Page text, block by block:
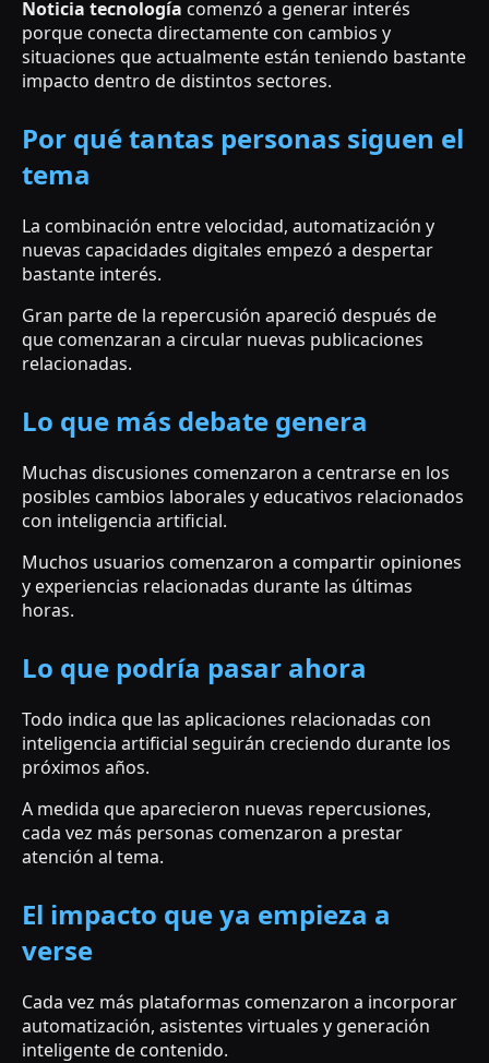
Noticia tecnología comenzó a generar interés
porque conecta directamente con cambios y
situaciones que actualmente están teniendo bastante
impacto dentro de distintos sectores.
Por qué tantas personas siguen el
tema
La combinación entre velocidad, automatización y
nuevas capacidades digitales empezó a despertar
bastante interés.
Gran parte de la repercusión apareció después de
que comenzaran a circular nuevas publicaciones
relacionadas.
Lo que más debate genera
Muchas discusiones comenzaron a centrarse en los
posibles cambios laborales y educativos relacionados
con inteligencia artificial.
Muchos usuarios comenzaron a compartir opiniones
y experiencias relacionadas durante las últimas
horas.
Lo que podría pasar ahora
Todo indica que las aplicaciones relacionadas con
inteligencia artificial seguirán creciendo durante los
próximos años.
A medida que aparecieron nuevas repercusiones,
cada vez más personas comenzaron a prestar
atención al tema.
El impacto que ya empieza a
verse
Cada vez más plataformas comenzaron a incorporar
automatización, asistentes virtuales y generación
inteligente de contenido.